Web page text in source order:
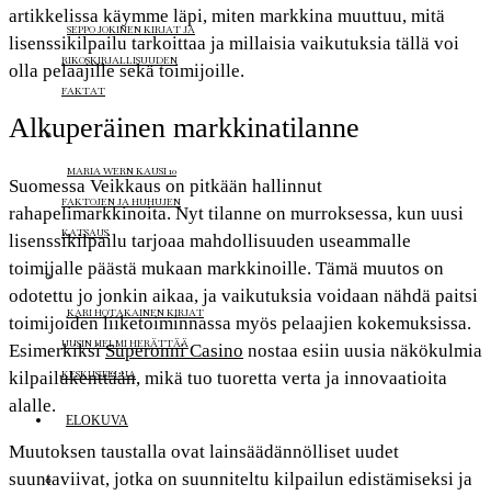
SEPPO JOKINEN KIRJAT JA
RIKOSKIRJALLISUUDEN
FAKTAT
MARIA WERN KAUSI 10
FAKTOJEN JA HUHUJEN
KATSAUS
KARI HOTAKAINEN KIRJAT
UUSIN HELMI HERÄTTÄÄ
KESKUSTELUA
ELOKUVA
artikkelissa käymme läpi, miten markkina muuttuu, mitä
lisenssikilpailu tarkoittaa ja millaisia vaikutuksia tällä voi
olla pelaajille sekä toimijoille.
Alkuperäinen markkinatilanne
Suomessa Veikkaus on pitkään hallinnut
rahapelimarkkinoita. Nyt tilanne on murroksessa, kun uusi
lisenssikilpailu tarjoaa mahdollisuuden useammalle
toimijalle päästä mukaan markkinoille. Tämä muutos on
odotettu jo jonkin aikaa, ja vaikutuksia voidaan nähdä paitsi
toimijoiden liiketoiminnassa myös pelaajien kokemuksissa.
EsimerkiksiSuperonni Casino nostaa esiin uusia näkökulmia
kilpailukenttään, mikä tuo tuoretta verta ja innovaatioita
alalle.
Muutoksen taustalla ovat lainsäädännölliset uudet
suuntaviivat, jotka on suunniteltu kilpailun edistämiseksi ja